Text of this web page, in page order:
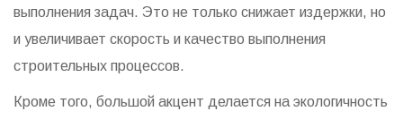
выполнения задач. Это не только снижает издержки, но
и увеличивает скорость и качество выполнения
строительных процессов.
Кроме того, большой акцент делается на экологичность